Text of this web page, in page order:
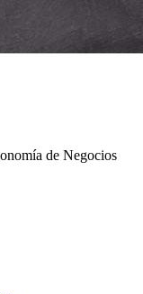
de Negocios